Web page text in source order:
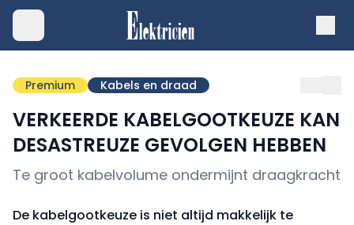
Premium Kabels en draad
VERKEERDE KABELGOOTKEUZE KAN
DESASTREUZE GEVOLGEN HEBBEN
Te groot kabelvolume ondermijnt draagkracht
De kabelgootkeuze is niet altijd makkelijk te